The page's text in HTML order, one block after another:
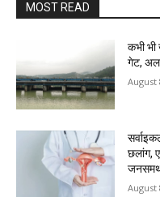
MOST READ
कभी भी
गेट,
August
छलांग,
August